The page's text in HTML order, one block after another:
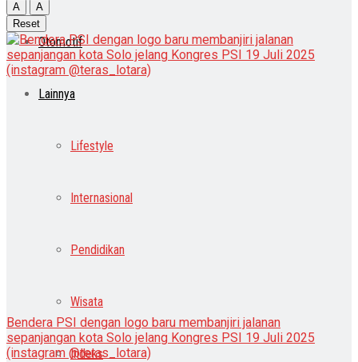
Otomotif
Lainnya
Lifestyle
Internasional
Pendidikan
Wisata
Indeks
A
A
Reset
Bendera PSI dengan logo baru membanjiri jalanan
sepanjangan kota Solo jelang Kongres PSI 19 Juli 2025
(instagram @teras_lotara)